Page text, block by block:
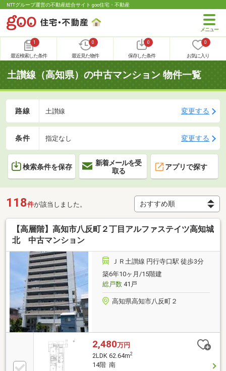
NTTグループ運営の不動産総合サイト goo住宅・不動産
1
最近検索した条件
0
最近見た物件
0
保存した条件
0
お気に入り
土讃線（高知県）の中古マンション 物件一覧
路線 土讃線 変更する
条件 指定なし 変更する
検索条件を保存
新着メールを受
取る
アプリで探す
118件が該当しました。
【高層階】高知市八反町２丁目アルファステイツ高知城
北 中古マンション
ＪＲ土讃線 円行寺口駅 徒歩3分
築6年10ヶ月/15階建
総戸数41戸
高知県高知市八反町２
2,480万円
2LDK 62.64m2
14階 南